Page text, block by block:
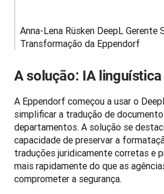
Anna-Lena Rüsken DeepL Gerente
Transformação da Eppendorf
A solução: IA linguística
A Eppendorf começou a usar o
simplificar a tradução de
departamentos. A solução se
capacidade de preservar a
traduções juridicamente corretas e
mais rapidamente do que as
comprometer a segurança.